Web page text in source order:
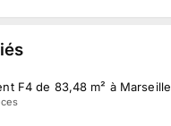
F4 de 83,48 m² à Marseille